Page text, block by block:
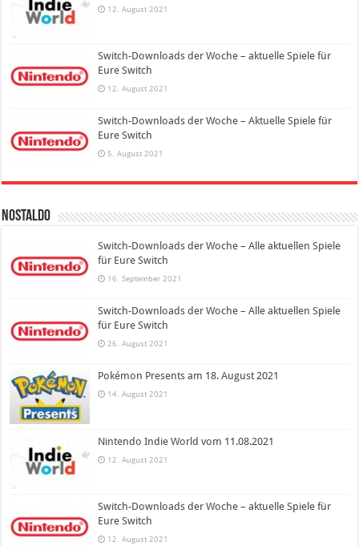
12. August 2021
Switch-Downloads der Woche – aktuelle Spiele für
Eure Switch
12. August 2021
Switch-Downloads der Woche – Aktuelle Spiele für
Eure Switch
5. August 2021
Nostaldo
Switch-Downloads der Woche – Alle aktuellen Spiele
für Eure Switch
16. September 2021
Switch-Downloads der Woche – Alle aktuellen Spiele
für Eure Switch
26. August 2021
Pokémon Presents am 18. August 2021
14. August 2021
Nintendo Indie World vom 11.08.2021
12. August 2021
Switch-Downloads der Woche – aktuelle Spiele für
Eure Switch
12. August 2021